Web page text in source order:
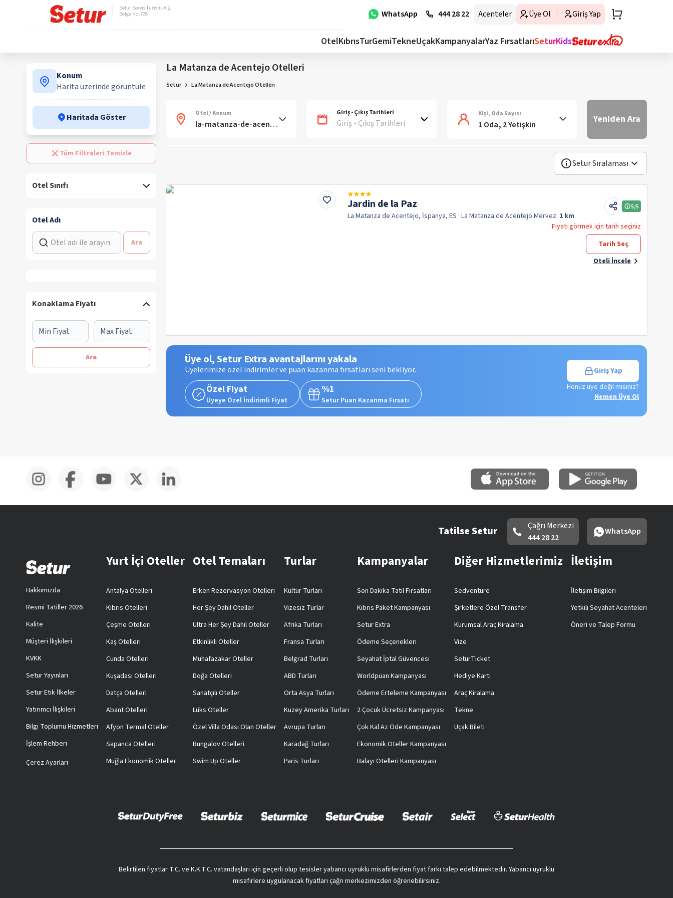
WhatsApp 444 28 22 Acenteler Üye Ol Giriş Yap
Setur Servis Turistik A.Ş.
Belge No: 728
OtelKıbrısTurGemiTekneUçakKampanyalarYaz FırsatlarıSeturKids
Konum
Harita üzerinde görüntüle
Haritada Göster
Tüm Filtreleri Temizle
Otel Sınıfı
Otel Adı
Ara
Konaklama Fiyatı
Ara
La Matanza de Acentejo Otelleri
Setur La Matanza de Acentejo Otelleri
Otel / Konum Giriş - Çıkış Tarihleri
Giriş - Çıkış Tarihleri
Kişi, Oda Sayısı
1 Oda, 2 Yetişkin Yeniden Ara
Setur Sıralaması
Jardin de la Paz
La Matanza de Acentejo, İspanya, ES · La Matanza de Acentejo Merkez: 1 km
5/5
Fiyatı görmek için tarih seçiniz
Tarih Seç
Oteli İncele
Üye ol, Setur Extra avantajlarını yakala
Üyelerimize özel indirimler ve puan kazanma fırsatları seni bekliyor.
Özel Fiyat
Üyeye Özel İndirimli Fiyat
%1
Setur Puan Kazanma Fırsatı
Giriş Yap
Henüz üye değil misiniz?
Hemen Üye Ol
Tatilse Setur
Çağrı Merkezi
444 28 22
WhatsApp
Hakkımızda
Resmi Tatiller 2026
Kalite
Müşteri İlişkileri
KVKK
Setur Yayınları
Setur Etik İlkeler
Yatırımcı İlişkileri
Bilgi Toplumu Hizmetleri
İşlem Rehberi
Çerez Ayarları
Yurt İçi Oteller
Antalya Otelleri
Kıbrıs Otelleri
Çeşme Otelleri
Kaş Otelleri
Cunda Otelleri
Kuşadası Otelleri
Datça Otelleri
Abant Otelleri
Afyon Termal Oteller
Sapanca Otelleri
Muğla Ekonomik Oteller
Otel Temaları
Erken Rezervasyon Otelleri
Her Şey Dahil Oteller
Ultra Her Şey Dahil Oteller
Etkinlikli Oteller
Muhafazakar Oteller
Doğa Otelleri
Sanatçılı Oteller
Lüks Oteller
Özel Villa Odası Olan Oteller
Bungalov Otelleri
Swim Up Oteller
Turlar
Kültür Turları
Vizesiz Turlar
Afrika Turları
Fransa Turları
Belgrad Turları
ABD Turları
Orta Asya Turları
Kuzey Amerika Turları
Avrupa Turları
Karadağ Turları
Paris Turları
Kampanyalar
Son Dakika Tatil Fırsatları
Kıbrıs Paket Kampanyası
Setur Extra
Ödeme Seçenekleri
Seyahat İptal Güvencesi
Worldpuan Kampanyası
Ödeme Erteleme Kampanyası
2 Çocuk Ücretsiz Kampanyası
Çok Kal Az Öde Kampanyası
Ekonomik Oteller Kampanyası
Balayı Otelleri Kampanyası
Diğer Hizmetlerimiz
Sedventure
Şirketlere Özel Transfer
Kurumsal Araç Kiralama
Vize
SeturTicket
Hediye Kartı
Araç Kiralama
Tekne
Uçak Bileti
İletişim
İletişim Bilgileri
Yetkili Seyahat Acenteleri
Öneri ve Talep Formu
Belirtilen fiyatlar T.C. ve K.K.T.C. vatandaşları için geçerli olup tesisler yabancı uyruklu misafirlerden fiyat farkı talep edebilmektedir. Yabancı uyruklu
misafirlere uygulanacak fiyatları çağrı merkezimizden öğrenebilirsiniz.